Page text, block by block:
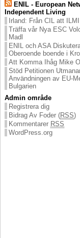
ENIL - European
Independent Living
Irland: Från CIL att ILMI
Träffa vår Nya ESC
Madl
ENIL och ASA
Oberoende boende i
Att Komma Ihåg Mike
Stöd Petitionen
Användningen av EU-
Bulgarien
Admin område
Registrera dig
Bidrag Av Foder (RSS)
Kommentarer RSS
WordPress.org